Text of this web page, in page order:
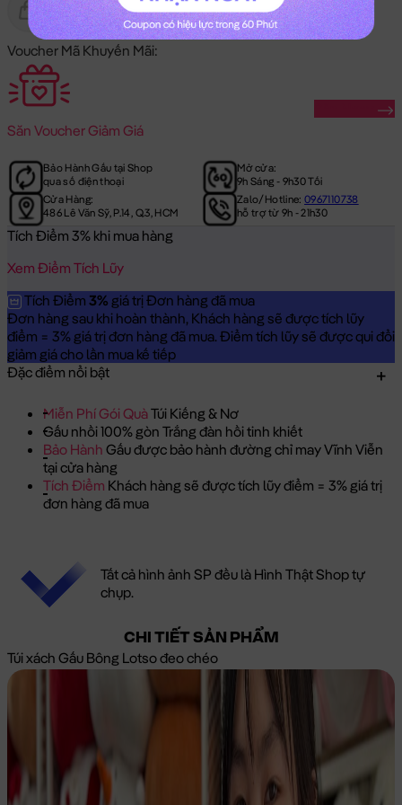
Gửi Tặng Hết Hàng
Voucher Mã Khuyến Mãi:
Săn Voucher Giảm Giá
Bảo Hành Gấu tại Shop
qua số điện thoại
Mở cửa:
9h Sáng - 9h30 Tối
Cửa Hàng:
486 Lê Văn Sỹ, P.14, Q.3, HCM
Zalo/Hotline:0967110738
hỗ trợ từ 9h - 21h30
Tích Điểm 3% khi mua hàng
Xem Điểm Tích Lũy
Tích Điểm 3% giá trị Đơn hàng đã mua
Đơn hàng sau khi hoàn thành, Khách hàng sẽ được tích lũy
điểm = 3% giá trị đơn hàng đã mua. Điểm tích lũy sẽ được qui đổi
giảm giá cho lần mua kế tiếp
Đặc điểm nổi bật
Miễn Phí Gói QuàTúi Kiếng & Nơ
Gấu nhồi 100% gòn Trắng đàn hồi tinh khiết
Bảo Hành Gấu được bảo hành đường chỉ may Vĩnh Viễn
tại cửa hàng
Tích Điểm Khách hàng sẽ được tích lũy điểm = 3% giá trị
đơn hàng đã mua
Tất cả hình ảnh SP đều là Hình Thật Shop tự
chụp.
CHI TIẾT SẢN PHẨM
Túi xách Gấu Bông Lotso đeo chéo